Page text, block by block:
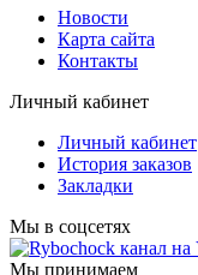
Новости
Карта сайта
Контакты
Личный кабинет
Личный кабинет
История заказов
Закладки
Мы в соцсетях
Мы принимаем